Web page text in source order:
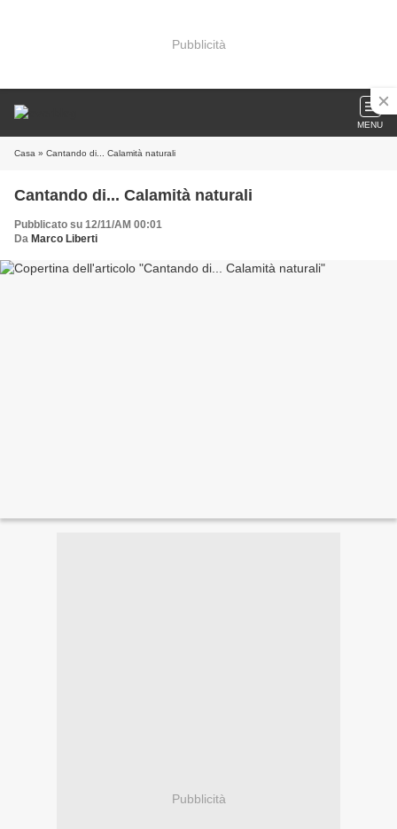
Pubblicità
MENU
Casa » Cantando di... Calamità naturali
Cantando di... Calamità naturali
Pubblicato su 12/11/AM 00:01
Da Marco Liberti
Pubblicità